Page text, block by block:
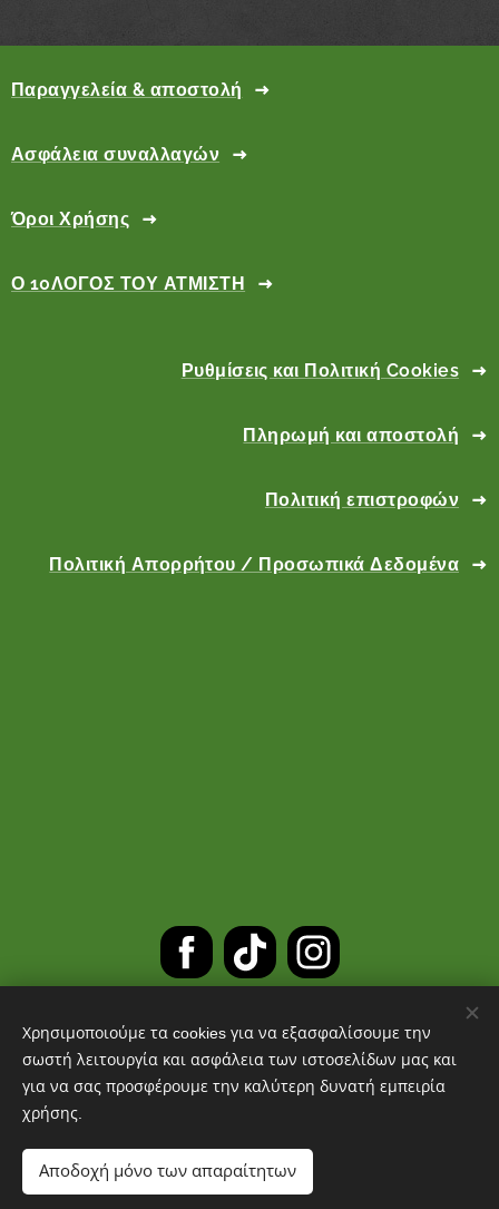
Παραγγελεία & αποστολή
Ασφάλεια συναλλαγών
Όροι Χρήσης
Ο 10ΛΟΓΟΣ ΤΟΥ ΑΤΜΙΣΤΗ
Ρυθμίσεις και Πολιτική Cookies
Πληρωμή και αποστολή
Πολιτική επιστροφών
Πολιτική Απορρήτου / Προσωπικά Δεδομένα
ΔΩΡΕΑΝ ΜΕΤΑΦΟΡΙΚΑ ΓΙΑ
ΠΑΡΑΓΓΕΛΙΕΣ ΑΝΩ ΤΩΝ 30 ΕΥΡΩ
Cookies
Χρησιμοποιούμε τα cookies για να εξασφαλίσουμε την
σωστή λειτουργία και ασφάλεια των ιστοσελίδων μας και
για να σας προσφέρουμε την καλύτερη δυνατή εμπειρία
χρήσης.
Αποδοχή μόνο των απαραίτητων